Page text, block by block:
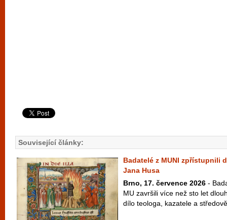
Související články:
Badatelé z MUNI zpřístupnili
Jana Husa
Brno, 17. července 2026 -
MU završili více než sto let
dílo teologa, kazatele a